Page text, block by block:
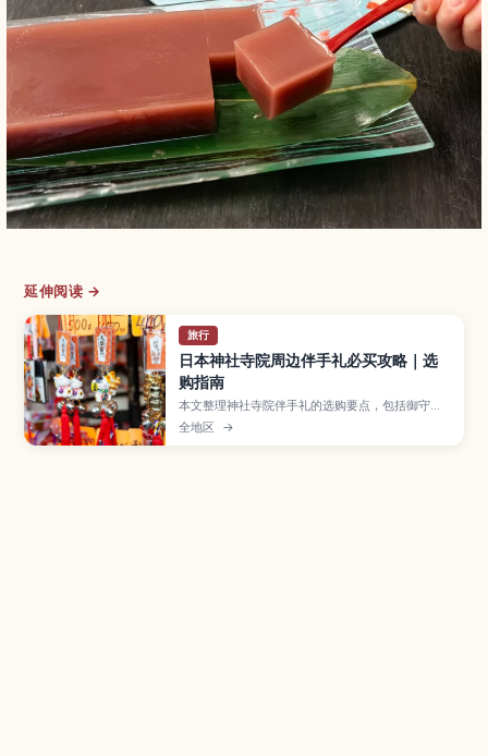
延伸阅读 →
旅行
日本神社寺院周边伴手礼必买攻略｜选
购指南
本文整理神社寺院伴手礼的选购要点，包括御守、
达摩等常见品项，以及店铺礼节与打包注意事项。
全地区 →